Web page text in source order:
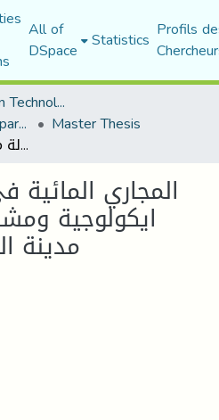
All of
DSpace Statistics Profils
Institute for Urban Technology Management
Urban Management Department Master Thesis
المجاري المائية في المدينة رهانات ايكولوجية ومشاريع حضرية ـ حالة مدينة العلمة واد جهادي
المجاري المائية
ايكولوجية
مدينة